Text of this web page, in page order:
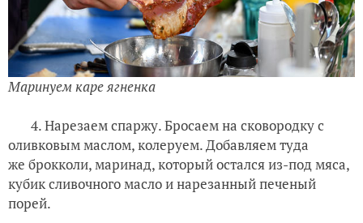
Маринуем каре ягненка
4. Нарезаем спаржу. Бросаем на сковородку с
оливковым маслом, колеруем. Добавляем туда
же брокколи, маринад, который остался из-под мяса,
кубик сливочного масло и нарезанный печеный
порей.